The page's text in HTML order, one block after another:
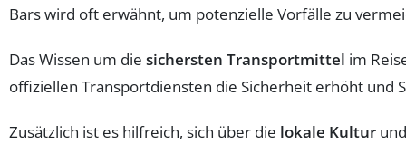
Bars wird oft erwähnt, um potenzielle Vorfälle zu
Das Wissen um die sichersten Transportmittel im
offiziellen Transportdiensten die Sicherheit erhöht und
Zusätzlich ist es hilfreich, sich über die lokale Kultur